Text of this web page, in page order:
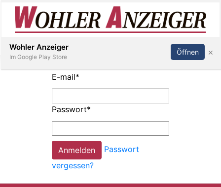
E-
Inserieren Abonnieren Anmelden
E-mail*
Passwort*
Passwort
vergessen?
Wohler Anzeiger
Im Google Play Store
Öffnen ×